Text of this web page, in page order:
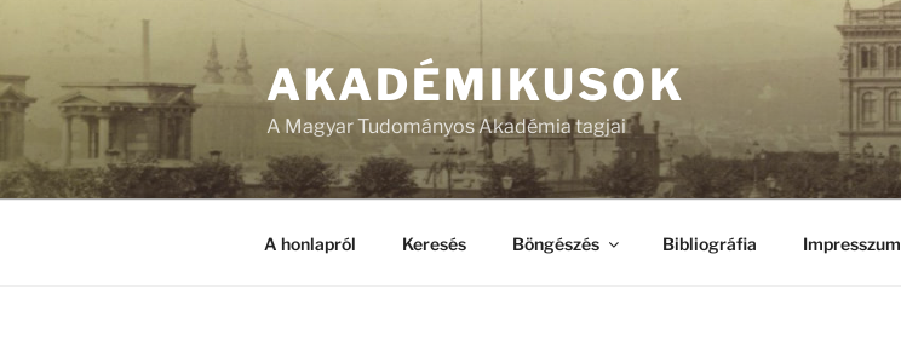
AKADÉMIKUSOK
A Magyar Tudományos Akadémia tagjai
A honlapról Keresés Böngészés Bibliográfia Impresszum